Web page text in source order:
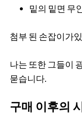
밑의 밑면 무
첨부 된 손잡이가
나는 또한 그들이
묻습니다.
구매 이후의